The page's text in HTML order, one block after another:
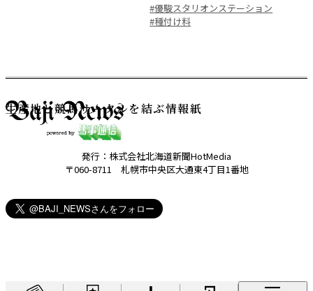
#優駿スタリオンステーション
#種付け料
生産地と競馬サークルを結ぶ情報紙
発行：株式会社北海道新聞HotMedia
〒060-8711 札幌市中央区大通東4丁目1番地